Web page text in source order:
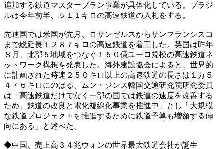
追加する鉄道マスタープラン事業が具体化している。ブラジ
ルは今年前半、５１１キロの高速鉄道の入札をする。
先進国では米国が先月、ロサンゼルスからサンフランシスコ
まで総延長１２８７キロの高速鉄道を着工した。英国は昨年
８月、北部５地域をつなぐ１５０億ユーロ規模の高速鉄道ネ
ットワーク構想を発表した。海外建設協会によると、世界的
に計画された時速２５０キロ以上の高速鉄道の長さは１万５
４７６キロにのぼる。ムン・ジンス韓国交通研究院研究委員
は「高速鉄道だけでなく一部の国では鉄道の速度を改善する
ため、鉄道の改良と電化複線化事業を推進中」とし「大規模
な鉄道プロジェクトを推進するために鉄道予算も増額する傾
向にある」と述べた。
◆中国、売上高３４兆ウォンの世界最大鉄道会社が誕生